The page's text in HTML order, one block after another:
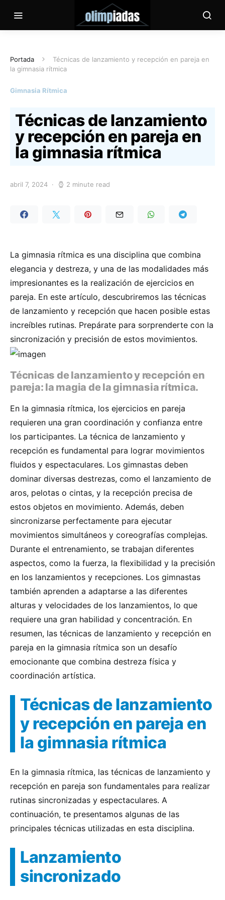
Portada
Técnicas de lanzamiento y recepción en pareja en
la gimnasia rítmica
Gimnasia Rítmica
Técnicas de lanzamiento
y recepción en pareja en
la gimnasia rítmica
abril 7, 2024 2 minute read
La gimnasia rítmica es una disciplina que combina
elegancia y destreza, y una de las modalidades más
impresionantes es la realización de ejercicios en
pareja. En este artículo, descubriremos las técnicas
de lanzamiento y recepción que hacen posible estas
increíbles rutinas. Prepárate para sorprenderte con la
sincronización y precisión de estos movimientos.
Técnicas de lanzamiento y recepción en
pareja: la magia de la gimnasia rítmica.
En la gimnasia rítmica, los ejercicios en pareja
requieren una gran coordinación y confianza entre
los participantes. La técnica de lanzamiento y
recepción es fundamental para lograr movimientos
fluidos y espectaculares. Los gimnastas deben
dominar diversas destrezas, como el lanzamiento de
aros, pelotas o cintas, y la recepción precisa de
estos objetos en movimiento. Además, deben
sincronizarse perfectamente para ejecutar
movimientos simultáneos y coreografías complejas.
Durante el entrenamiento, se trabajan diferentes
aspectos, como la fuerza, la flexibilidad y la precisión
en los lanzamientos y recepciones. Los gimnastas
también aprenden a adaptarse a las diferentes
alturas y velocidades de los lanzamientos, lo que
requiere una gran habilidad y concentración. En
resumen, las técnicas de lanzamiento y recepción en
pareja en la gimnasia rítmica son un desafío
emocionante que combina destreza física y
coordinación artística.
Técnicas de lanzamiento
y recepción en pareja en
la gimnasia rítmica
En la gimnasia rítmica, las técnicas de lanzamiento y
recepción en pareja son fundamentales para realizar
rutinas sincronizadas y espectaculares. A
continuación, te presentamos algunas de las
principales técnicas utilizadas en esta disciplina.
Lanzamiento
sincronizado